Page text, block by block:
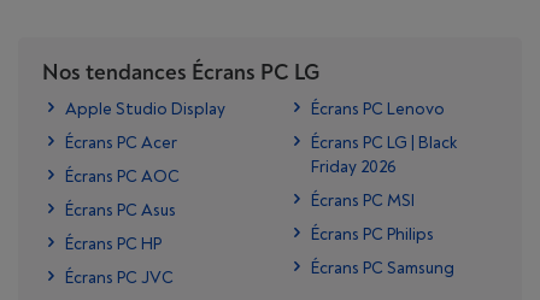
Nos tendances Écrans PC LG
Apple Studio Display
Écrans PC Acer
Écrans PC AOC
Écrans PC Asus
Écrans PC HP
Écrans PC JVC
Écrans PC Lenovo
Écrans PC LG | Black
Friday 2026
Écrans PC MSI
Écrans PC Philips
Écrans PC Samsung